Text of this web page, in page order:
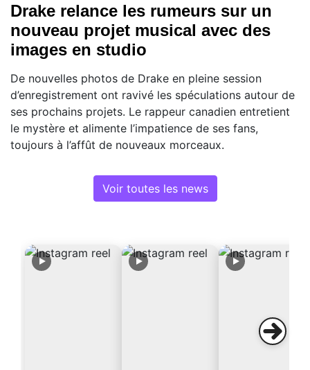
Drake relance les rumeurs sur un
nouveau projet musical avec des
images en studio
De nouvelles photos de Drake en pleine session
d’enregistrement ont ravivé les spéculations autour de
ses prochains projets. Le rappeur canadien entretient
le mystère et alimente l’impatience de ses fans,
toujours à l’affût de nouveaux morceaux.
Voir toutes les news